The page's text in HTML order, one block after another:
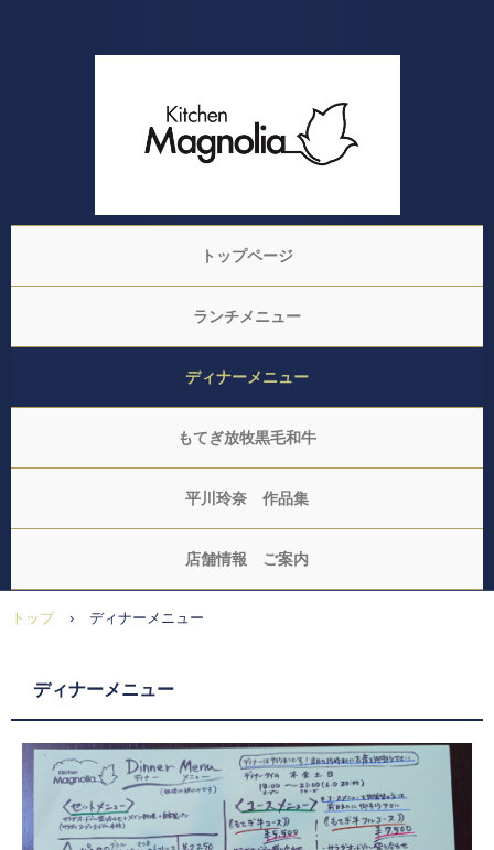
トップページ
ランチメニュー
ディナーメニュー
もてぎ放牧黒毛和牛
平川玲奈 作品集
店舗情報 ご案内
トップ › ディナーメニュー
ディナーメニュー